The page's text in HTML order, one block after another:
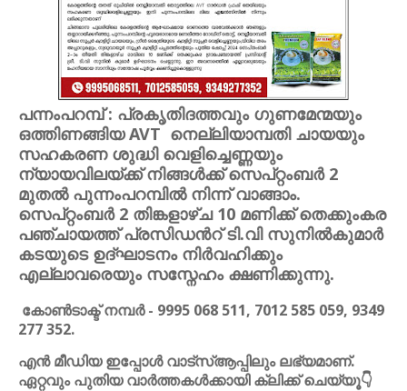
പന്നംപറമ്പ് : പ്രകൃതിദത്തവും ഗുണമേന്മയും
ഒത്തിണങ്ങിയ AVT നെല്ലിയാമ്പതി ചായയും
സഹകരണ ശുദ്ധി വെളിച്ചെണ്ണയും
ന്യായവിലയ്ക്ക് നിങ്ങൾക്ക് സെപ്റ്റംബർ 2
മുതൽ പുന്നംപറമ്പിൽ നിന്ന് വാങ്ങാം.
സെപ്റ്റംബർ 2 തിങ്കളാഴ്ച 10 മണിക്ക് തെക്കുംകര
പഞ്ചായത്ത് പ്രസിഡൻറ് ടി.വി സുനിൽകുമാർ
കടയുടെ ഉദ്ഘാടനം നിർവഹിക്കും
എല്ലാവരെയും സസ്നേഹം ക്ഷണിക്കുന്നു.
കോൺടാക്ട് നമ്പർ - 9995 068 511, 7012 585 059, 9349
277 352.
എൻ മീഡിയ ഇപ്പോൾ വാട്സ്ആപ്പിലും ലഭ്യമാണ്.
ഏറ്റവും പുതിയ വാർത്തകൾക്കായി ക്ലിക്ക് ചെയ്യൂ👇